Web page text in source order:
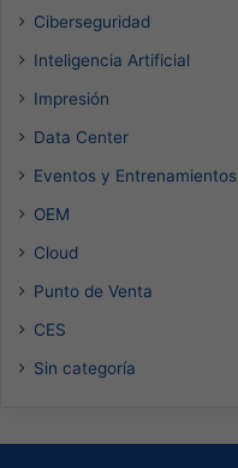
Ciberseguridad
Inteligencia Artificial
Impresión
Data Center
Eventos y Entrenamientos
OEM
Cloud
Punto de Venta
CES
Sin categoría